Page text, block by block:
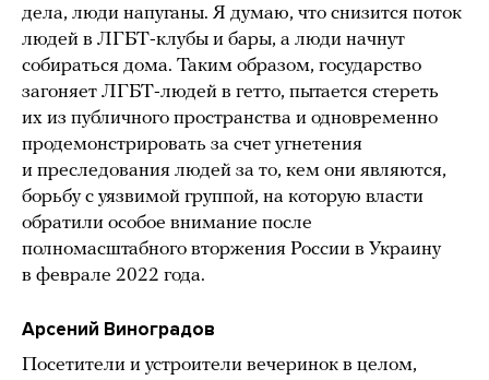
дела, люди напуганы. Я думаю, что снизится поток
людей в ЛГБТ-клубы и бары, а люди начнут
собираться дома. Таким образом, государство
загоняет ЛГБТ-людей в гетто, пытается стереть
их из публичного пространства и одновременно
продемонстрировать за счет угнетения
и преследования людей за то, кем они являются,
борьбу с уязвимой группой, на которую власти
обратили особое внимание после
полномасштабного вторжения России в Украину
в феврале 2022 года.
Арсений Виноградов
Посетители и устроители вечеринок в целом,